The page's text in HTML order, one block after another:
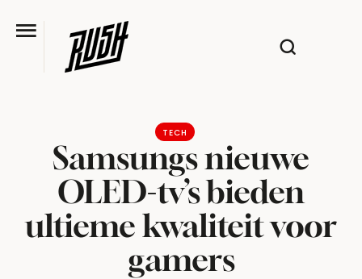
TECH
Samsungs nieuwe
OLED-tv’s bieden
ultieme kwaliteit voor
gamers